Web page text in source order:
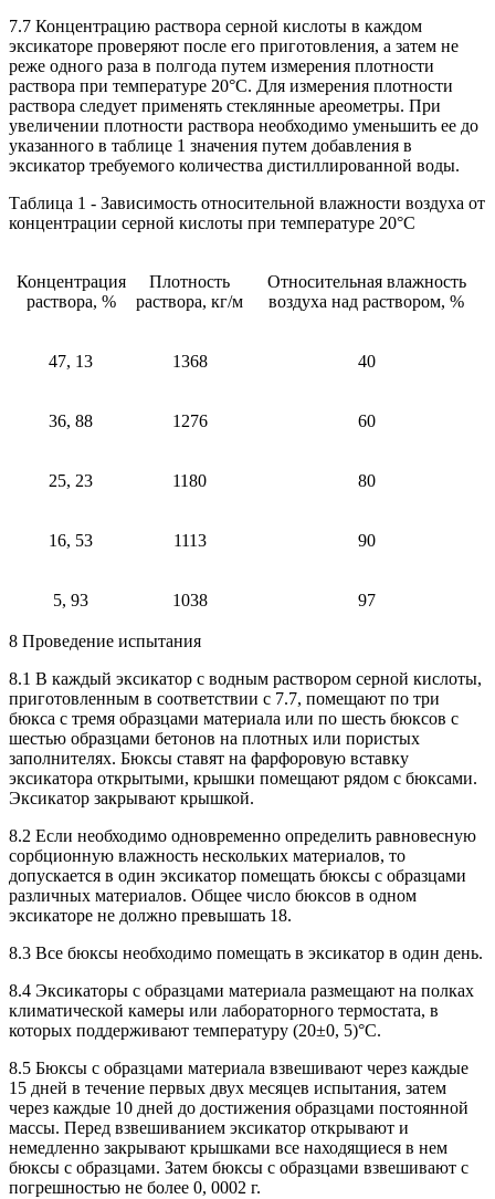
7.7 Концентрацию раствора серной кислоты в каждом
эксикаторе проверяют после его приготовления, а затем не
реже одного раза в полгода путем измерения плотности
раствора при температуре 20°С. Для измерения плотности
раствора следует применять стеклянные ареометры. При
увеличении плотности раствора необходимо уменьшить ее до
указанного в таблице 1 значения путем добавления в
эксикатор требуемого количества дистиллированной воды.
Таблица 1 - Зависимость относительной влажности воздуха от
концентрации серной кислоты при температуре 20°С
Концентрация
раствора, %
Плотность
раствора, кг/м
Относительная влажность
воздуха над раствором, %
47, 13 1368 40
36, 88 1276 60
25, 23 1180 80
16, 53 1113 90
5, 93 1038 97
8 Проведение испытания
8.1 В каждый эксикатор с водным раствором серной кислоты,
приготовленным в соответствии с 7.7, помещают по три
бюкса с тремя образцами материала или по шесть бюксов с
шестью образцами бетонов на плотных или пористых
заполнителях. Бюксы ставят на фарфоровую вставку
эксикатора открытыми, крышки помещают рядом с бюксами.
Эксикатор закрывают крышкой.
8.2 Если необходимо одновременно определить равновесную
сорбционную влажность нескольких материалов, то
допускается в один эксикатор помещать бюксы с образцами
различных материалов. Общее число бюксов в одном
эксикаторе не должно превышать 18.
8.3 Все бюксы необходимо помещать в эксикатор в один день.
8.4 Эксикаторы с образцами материала размещают на полках
климатической камеры или лабораторного термостата, в
которых поддерживают температуру (20±0, 5)°C.
8.5 Бюксы с образцами материала взвешивают через каждые
15 дней в течение первых двух месяцев испытания, затем
через каждые 10 дней до достижения образцами постоянной
массы. Перед взвешиванием эксикатор открывают и
немедленно закрывают крышками все находящиеся в нем
бюксы с образцами. Затем бюксы с образцами взвешивают с
погрешностью не более 0, 0002 г.